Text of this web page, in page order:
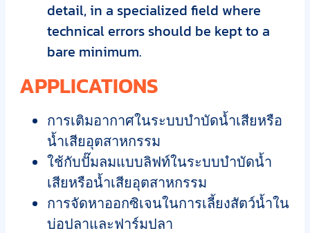
detail, in a specialized field where
technicalerrors should be kept to a
bare minimum.
APPLICATIONS
การเติมอากาศในระบบบำบัดน้ำเสียหรือ
น้ำเสียอุตสาหกรรม
ใช้กับปั๊มลมแบบลิฟท์ในระบบบำบัดน้ำ
เสียหรือน้ำเสียอุตสาหกรรม
การจัดหาออกซิเจนในการเลี้ยงสัตว์น้ำใน
บ่อปลาและฟาร์มปลา